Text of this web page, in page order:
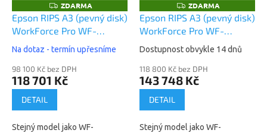
Z
D
A
R
A
ZDARMA
Epson RIPS A3 (pevný disk)
WorkForce Pro WF-
C879RDTWFC
Na dotaz - termín upřesníme
98 100 Kč bez DPH
118 701 Kč
DETAIL
Stejný model jako WF-
Z
D
A
R
A
ZDARMA
Epson RIPS A3 (pevný disk)
WorkForce Pro WF-
C879RD3TWFC
(C11CH35401BP)
Dostupnost obvykle 14 dnů
118 800 Kč bez DPH
143 748 Kč
DETAIL
Stejný model jako WF-